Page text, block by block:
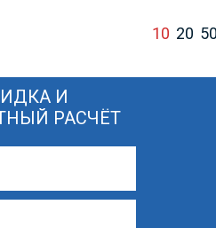
10 20
И
РАСЧЁТ